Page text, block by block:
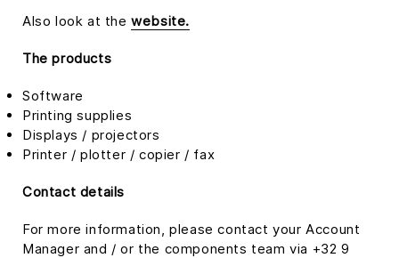
Also look at thewebsite.
The products
Software
Printing supplies
Displays / projectors
Printer / plotter / copier / fax
Contact details
For more information, please contact your Account
Manager and / or the components team via +32 9